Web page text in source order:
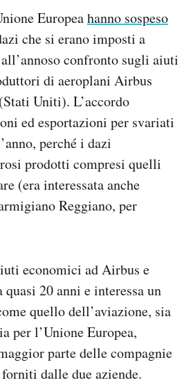
Europeahanno sospeso
che si erano imposti a
confronto sugli aiuti
di aeroplani Airbus
Uniti). L’accordo
ed esportazioni per svariati
perché i dazi
prodotti compresi quelli
(era interessata anche
Reggiano, per
economici ad Airbus e
20 anni e interessa un
quello dell’aviazione, sia
per l’Unione Europea,
parte delle compagnie
dalle due aziende.